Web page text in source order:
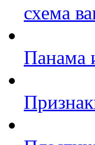
схема
Панама